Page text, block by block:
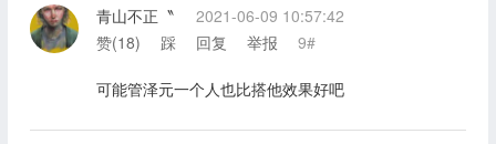
青山不正〝
2021-06-09 10:57:42
赞(18) 踩 回复 举报 9#
可能管泽元一个人也比搭他效果好吧